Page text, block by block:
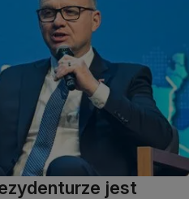
jest